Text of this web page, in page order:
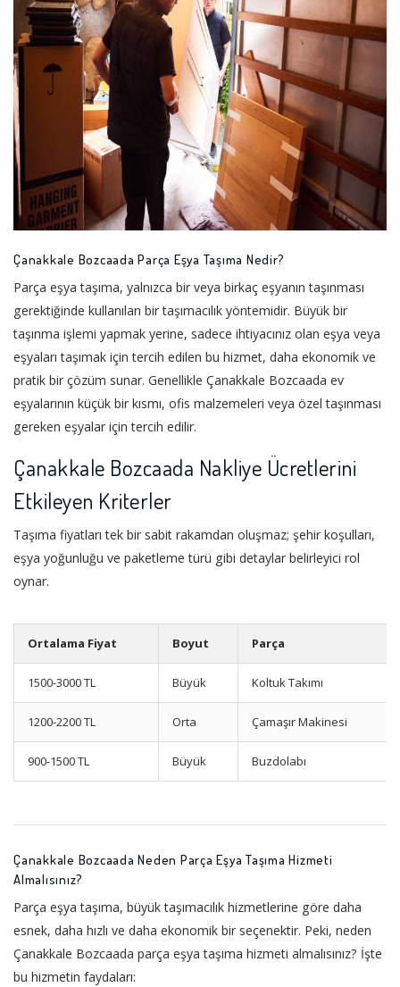
Çanakkale Bozcaada Parça Eşya Taşıma Nedir?
Parça eşya taşıma, yalnızca bir veya birkaç eşyanın taşınması
gerektiğinde kullanılan bir taşımacılık yöntemidir. Büyük bir
taşınma işlemi yapmak yerine, sadece ihtiyacınız olan eşya veya
eşyaları taşımak için tercih edilen bu hizmet, daha ekonomik ve
pratik bir çözüm sunar. Genellikle Çanakkale Bozcaada ev
eşyalarının küçük bir kısmı, ofis malzemeleri veya özel taşınması
gereken eşyalar için tercih edilir.
Çanakkale Bozcaada Nakliye Ücretlerini
Etkileyen Kriterler
Taşıma fiyatları tek bir sabit rakamdan oluşmaz; şehir koşulları,
eşya yoğunluğu ve paketleme türü gibi detaylar belirleyici rol
oynar.
Ortalama Fiyat Boyut Parça
1500-3000 TL Büyük Koltuk Takımı
1200-2200 TL Orta Çamaşır Makinesi
900-1500 TL Büyük Buzdolabı
Çanakkale Bozcaada Neden Parça Eşya Taşıma Hizmeti
Almalısınız?
Parça eşya taşıma, büyük taşımacılık hizmetlerine göre daha
esnek, daha hızlı ve daha ekonomik bir seçenektir. Peki, neden
Çanakkale Bozcaada parça eşya taşıma hizmeti almalısınız? İşte
bu hizmetin faydaları: